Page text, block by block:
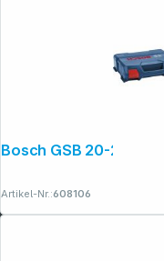
Artikel-Nr.:608106